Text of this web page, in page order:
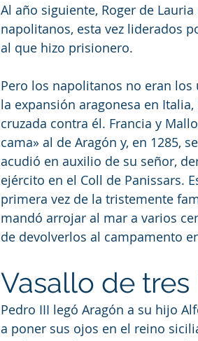
Al año siguiente, Roger de
napolitanos, esta vez liderados
al que hizo prisionero.
Pero los napolitanos no eran los
la expansión aragonesa en
cruzada contra él. Francia y
cama» al de Aragón y, en 1285,
acudió en auxilio de su señor,
ejército en el Coll de Panissars.
primera vez de la tristemente
mandó arrojar al mar a varios
de devolverlos al campamento
Vasallo de
Pedro III legó Aragón a su hijo
a poner sus ojos en el reino